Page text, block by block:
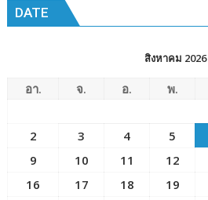
DATE
สิงหาคม 2026
อา. จ. อ. พ.
2
3 4 5
9
10 11 12
16
17 18 19